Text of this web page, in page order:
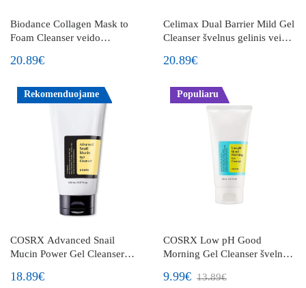
Biodance Collagen Mask to
Foam Cleanser veido
20.89€
Celimax Dual Barrier Mild Gel
Cleanser švelnus gelinis veido
20.89€
Rekomenduojame
COSRX Advanced Snail
Mucin Power Gel Cleanser
sraigių mucinu
18.89€
Populiaru
COSRX Low pH Good
Morning Gel Cleanser švelniai
9.99€ 13.89€